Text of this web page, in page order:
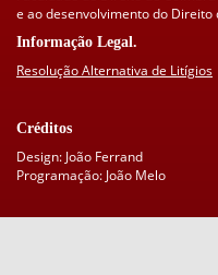
e ao desenvolvimento do Direito
Informação Legal.
Resolução Alternativa de Litígios
Créditos
Design: João Ferrand
Programação: João Melo